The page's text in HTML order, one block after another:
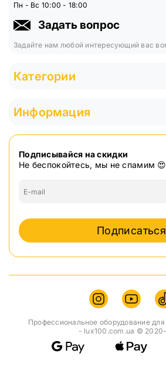
Пн - Вс 10:00 - 18:00
Задать вопрос
Задайте нам любой интересующий вас
Категории
Информация
Подписывайся на скидки
Не беспокойтесь, мы не спамим 😍
Подписаться
Профессиональное оборудование для
- lux100.com.ua ©